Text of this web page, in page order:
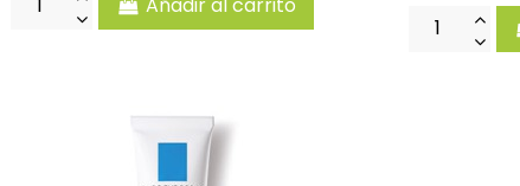
Añadir al carrito